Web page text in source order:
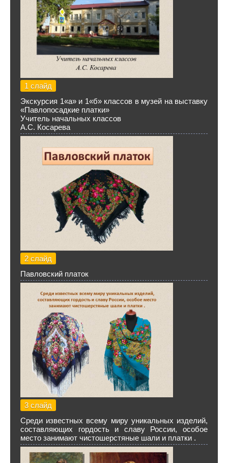
1 слайд
Экскурсия 1«а» и 1«б» классов в музей на выставку
«Павлопосадкие платки»
Учитель начальных классов
А.С. Косарева
2 слайд
Павловский платок
3 слайд
Среди известных всему миру уникальных изделий,
составляющих гордость и славу России, особое
место занимают чистошерстяные шали и платки .